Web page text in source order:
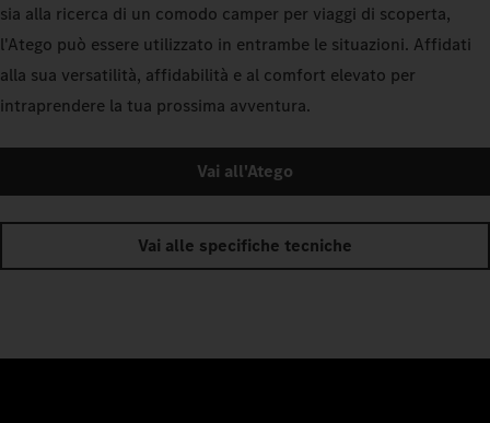
sia alla ricerca di un comodo camper per viaggi di scoperta,
l'Atego può essere utilizzato in entrambe le situazioni. Affidati
alla sua versatilità, affidabilità e al comfort elevato per
intraprendere la tua prossima avventura.
Vai all'Atego
Vai alle specifiche tecniche